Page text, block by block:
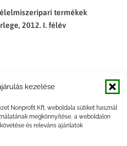
kezelése
Nonprofit Kft. weboldala sütiket használ
megkönnyítése, a weboldalon
és releváns ajánlatok
termékek
2012. I. félév
2010. év